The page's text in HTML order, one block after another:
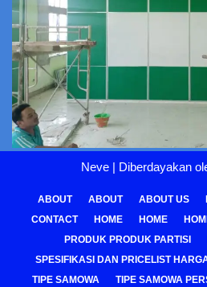
Neve| Diberdayakan
ABOUT ABOUT ABOUT US
CONTACT
HOME HOME
PRODUK PRODUK PARTISI
SPESIFIKASI DAN PRICELIST
TIPE SAMOWA
TIPE SAMOWA